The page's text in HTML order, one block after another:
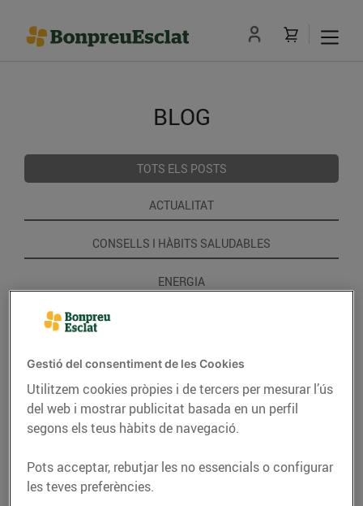
BLOG
TOTS ELS POSTS
ACTUALITAT
CONSELLS I HÀBITS SALUDABLES
ENERGIA
GASTRONOMIA I TRADICIONS
RECEPTES
Gestió del consentiment de les Cookies
Utilitzem cookies pròpies i de tercers per mesurar l’ús
del web i mostrar publicitat basada en un perfil
segons els teus hàbits de navegació.
Pots acceptar, rebutjar les no essencials o configurar
les teves preferències.